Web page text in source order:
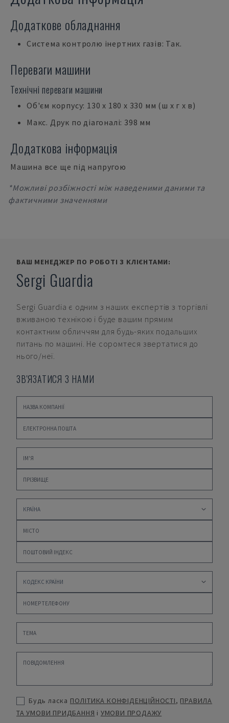
Додаткове обладнання
Система контролю інертних газів: Так.
Переваги машини
Технічні переваги машини
Об'єм корпусу: 130 x 180 x 330 мм (ш x г x в)
Макс. Друк по діагоналі: 398 мм
Додаткова інформація
Машина все ще під напругою
*Можливі розбіжності між наведеними даними та
фактичними значеннями
ВАШ МЕНЕДЖЕР ПО РОБОТІ З КЛІЄНТАМИ:
Sergi Guardia
Sergi Guardia є одним з наших експертів з торгівлі
вживаною технікою і буде вашим прямим
контактним обличчям для будь-яких подальших
питань по машині. Не соромтеся звертатися до
нього/неї.
ЗВ'ЯЗАТИСЯ З НАМИ
Будь ласка ПОЛІТИКА КОНФІДЕНЦІЙНОСТІ, ПРАВИЛА
ТА УМОВИ ПРИДБАННЯ і УМОВИ ПРОДАЖУ